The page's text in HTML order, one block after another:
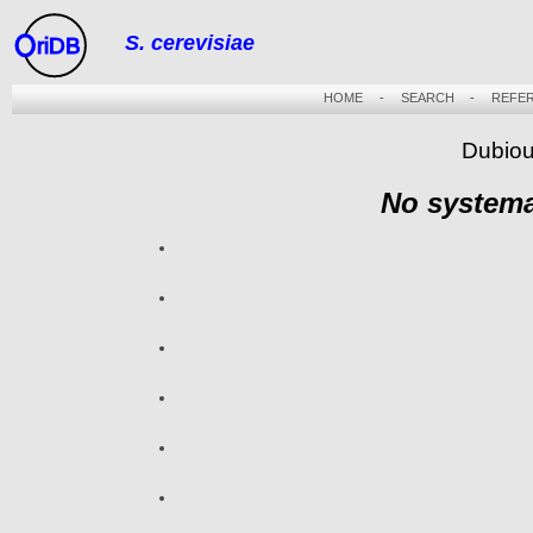
riDB S. cerevisiae
HOME- SEARCH -
No